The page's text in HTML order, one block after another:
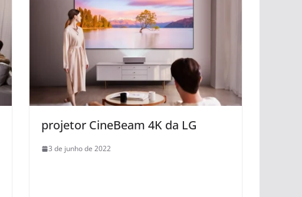
projetor CineBeam 4K da LG
3 de junho de 2022